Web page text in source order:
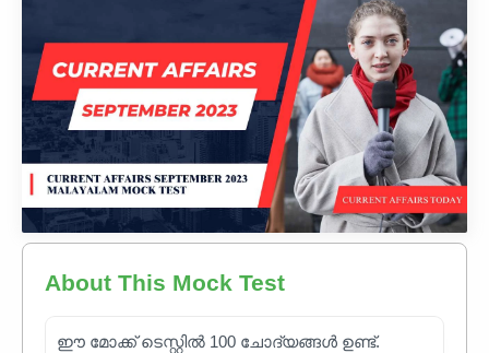
About This Mock Test
ഈ മോക്ക് ടെസ്റ്റിൽ 100 ചോദ്യങ്ങൾ ഉണ്ട്.